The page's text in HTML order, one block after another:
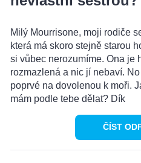
Milý Mourrisone, moji rodiče
která má skoro stejně starou
si vůbec nerozumíme. Ona je
rozmazlená a nic jí nebaví.
poprvé na dovolenou k moři.
mám podle tebe dělat? Dík
ČÍST